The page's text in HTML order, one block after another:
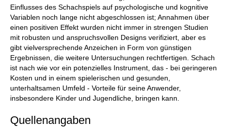
Einflusses des Schachspiels auf psychologische und kognitive
Variablen noch lange nicht abgeschlossen ist; Annahmen über
einen positiven Effekt wurden nicht immer in strengen Studien
mit robusten und anspruchsvollen Designs verifiziert, aber es
gibt vielversprechende Anzeichen in Form von günstigen
Ergebnissen, die weitere Untersuchungen rechtfertigen. Schach
ist nach wie vor ein potenzielles Instrument, das - bei geringeren
Kosten und in einem spielerischen und gesunden,
unterhaltsamen Umfeld - Vorteile für seine Anwender,
insbesondere Kinder und Jugendliche, bringen kann.
Quellenangaben